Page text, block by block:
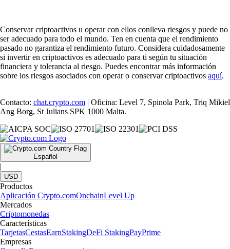
Conservar criptoactivos u operar con ellos conlleva riesgos y puede no
ser adecuado para todo el mundo. Ten en cuenta que el rendimiento
pasado no garantiza el rendimiento futuro. Considera cuidadosamente
si invertir en criptoactivos es adecuado para ti según tu situación
financiera y tolerancia al riesgo. Puedes encontrar más información
sobre los riesgos asociados con operar o conservar criptoactivos aquí.
Contacto: chat.crypto.com | Oficina: Level 7, Spinola Park, Triq Mikiel
Ang Borg, St Julians SPK 1000 Malta.
Español
|
USD
Productos
Aplicación Crypto.comOnchainLevel Up
Mercados
Criptomonedas
Características
TarjetasCestasEarnStakingDeFi StakingPayPrime
Empresas